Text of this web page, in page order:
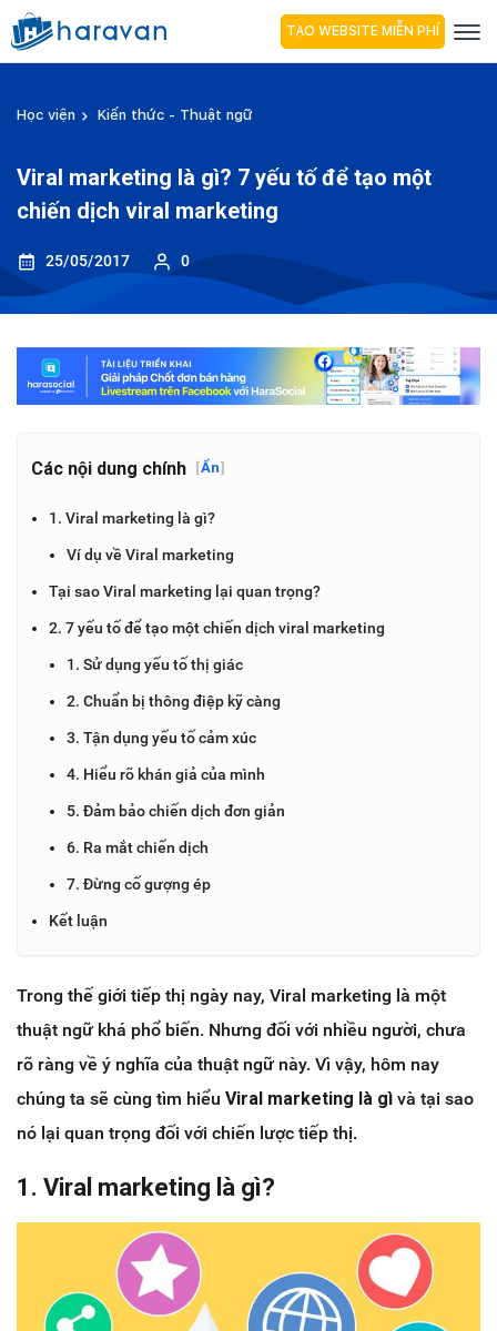
TẠO WEBSITE MIỄN PHÍ
Học viện Kiến thức - Thuật ngữ
Viral marketing là gì? 7 yếu tố để tạo một
chiến dịch viral marketing
25/05/2017 0
Các nội dung chính [Ẩn]
1. Viral marketing là gì?
Ví dụ về Viral marketing
Tại sao Viral marketing lại quan trọng?
2. 7 yếu tố để tạo một chiến dịch viral marketing
1. Sử dụng yếu tố thị giác
2. Chuẩn bị thông điệp kỹ càng
3. Tận dụng yếu tố cảm xúc
4. Hiểu rõ khán giả của mình
5. Đảm bảo chiến dịch đơn giản
6. Ra mắt chiến dịch
7. Đừng cố gượng ép
Kết luận
Trong thế giới tiếp thị ngày nay, Viral marketing là một
thuật ngữ khá phổ biến. Nhưng đối với nhiều người, chưa
rõ ràng về ý nghĩa của thuật ngữ này. Vì vậy, hôm nay
chúng ta sẽ cùng tìm hiểu Viral marketing là gì và tại sao
nó lại quan trọng đối với chiến lược tiếp thị.
1. Viral marketing là gì?